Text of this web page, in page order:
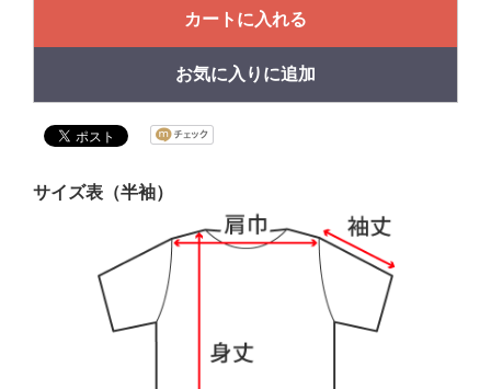
カートに入れる
お気に入りに追加
サイズ表（半袖）